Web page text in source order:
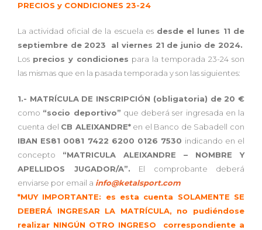
PRECIOS y CONDICIONES 23-24
La actividad oficial de la escuela es desde el lunes 11 de
septiembre de 2023 al viernes 21 de junio de 2024.
Los precios y condiciones para la temporada 23-24 son
las mismas que en la pasada temporada y son las siguientes:
1.- MATRÍCULA DE INSCRIPCIÓN (obligatoria) de 20 €
como “socio deportivo” que deberá ser ingresada en la
cuenta del CB ALEIXANDRE*en el Banco de Sabadell con
IBAN ES81 0081 7422 6200 0126 7530 indicando en el
concepto “MATRICULA ALEIXANDRE – NOMBRE Y
APELLIDOS JUGADOR/A”. El comprobante deberá
enviarse por email a info@ketalsport.com
*MUY IMPORTANTE: es esta cuenta SOLAMENTE SE
DEBERÁ INGRESAR LA MATRÍCULA, no pudiéndose
realizar NINGÚN OTRO INGRESO correspondiente a